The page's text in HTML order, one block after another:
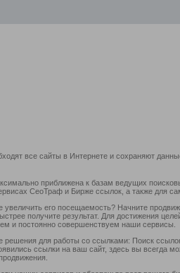
все сайты в Интернете и сохраняют
приближена к базам ведущих
СеоТраф и Бирже ссылок, а также для
увеличить его посещаемость? Начните
получите результат. Для достижения
и постоянно совершенствуем наши сервисы.
решения для работы со ссылками: Поиск
ссылки на ваш сайт, здесь вы всегда